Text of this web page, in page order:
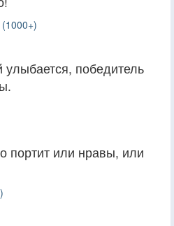
победитель
портит или нравы, или